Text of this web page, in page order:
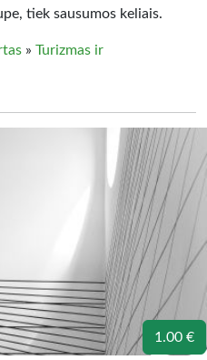
tiek sausumos keliais.
» Turizmas ir
1.00 €